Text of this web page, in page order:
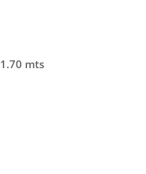
1.70 mts